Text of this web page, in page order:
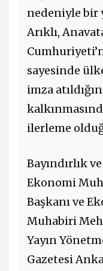
nedeniyle bir
Arıklı,
sayesinde
imza
ilerleme
Bayındırlık
Ekonomi
Başkanı ve
Muhabiri
Yayın
Gazetesi